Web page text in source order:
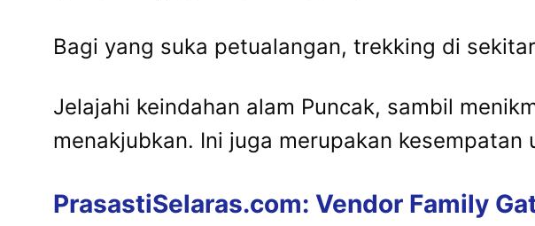
Bagi yang suka petualangan, trekking di
Jelajahi keindahan alam Puncak, sambil
menakjubkan. Ini juga merupakan
PrasastiSelaras.com: Vendor Family